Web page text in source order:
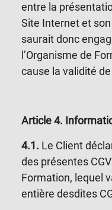
entre la
Site Internet et
saurait donc
l’Organisme de
cause la validité
Article 4.
4.1. Le Client
des présentes
Formation, lequel
entière desdites